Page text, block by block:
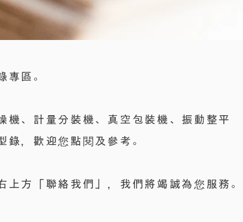
專區。
機、計量分裝機、真空包裝機、振動整平
錄，歡迎您點閱及參考。
上方「聯絡我們」，我們將竭誠為您服務。